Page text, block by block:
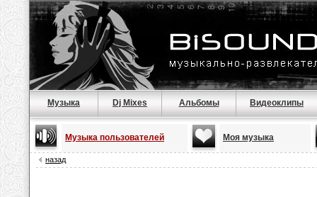
Музыка Dj Mixes Альбомы Видеоклипы
Музыка пользователей Моя музыка
назад